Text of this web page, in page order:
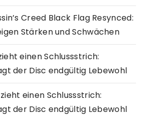
Creed Black Flag Resynced:
Stärken und Schwächen
einen Schlussstrich:
der Disc endgültig Lebewohl
einen Schlussstrich:
der Disc endgültig Lebewohl